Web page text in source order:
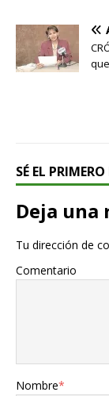
SÉ EL
Deja una
Tu dirección de
Comentario
Nombre*